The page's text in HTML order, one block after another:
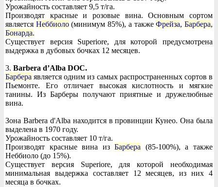
Урожайность составляет 9,5 т/га.
Производят красные и розовые вина. Основным сортом
является Неббиоло(минимум 85%), а такжеФрейза,Барбера,
Бонарда.
Существует версия Superiore, для которой предусмотрена
выдержка в дубовых бочках 12 месяцев.
3. Barbera d’Alba DOC.
Барбера является одним из самых распространенных сортов в
Пьемонте. Его отличает высокая кислотность и мягкие
танины. Из Барберы получают приятные и дружелюбные
вина.
Зона Barbera d'Alba находится в провинции Кунео. Она была
выделена в 1970 году.
Урожайность составляет 10 т/га.
Производят красные вина изБарбера (85-100%), а также
Неббиоло (до 15%).
Существует версия Superiore, для которой необходимая
минимальная выдержка составляет 12 месяцев, из них 4
месяца в бочках.